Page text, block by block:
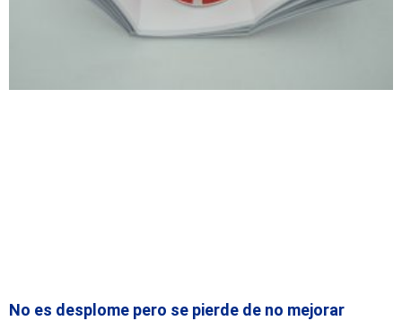
No es desplome pero se pierde de no mejorar